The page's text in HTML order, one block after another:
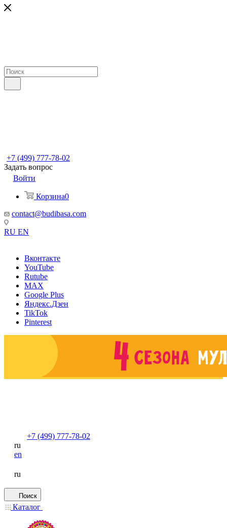
+7 (499) 777-78-02
Задать вопрос
Войти
Корзина0
contact@budibasa.com
RU EN
Вконтакте
YouTube
Rutube
MAX
Google Plus
Яндекс.Дзен
TikTok
Pinterest
+7 (499) 777-78-02
ru
en
ru
Поиск
Каталог